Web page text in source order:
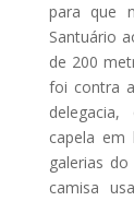
para que
Santuário
de 200
foi contra
capela em
galerias
camisa